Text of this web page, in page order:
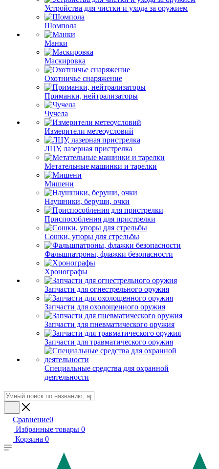
Устройства для чистки и ухода за оружием
Шомпола
Манки
Маскировка
Охотничье снаряжение
Приманки, нейтрализаторы
Чучела
Измерители метеоусловий
ЛЦУ, лазерная пристрелка
Метательные машинки и тарелки
Мишени
Наушники, беруши, очки
Приспособления для пристрелки
Сошки, упоры для стрельбы
Фальшпатроны, флажки безопасности
Хронографы
Запчасти для огнестрельного оружия
Запчасти для охолощенного оружия
Запчасти для пневматического оружия
Запчасти для травматического оружия
Специальные средства для охранной
деятельности
Сравнение0
Избранные товары 0
Корзина 0